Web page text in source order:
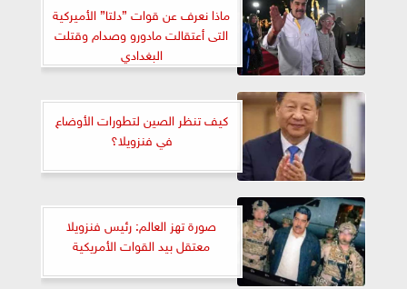
ماذا نعرف عن قوات ”دلتا” الأميركية
التى أعتقالت مادورو وصدام وقتلت
البغدادي
كيف تنظر الصين لتطورات الأوضاع
في فنزويلا؟
صورة تهز العالم: رئيس فنزويلا
معتقل بيد القوات الأمريكية